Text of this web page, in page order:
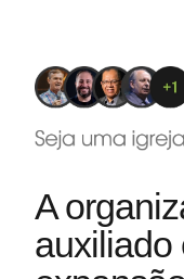
A
auxiliado